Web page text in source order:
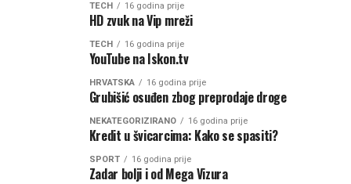
TECH 16 godina prije
HD zvuk na Vip mreži
TECH 16 godina prije
YouTube na Iskon.tv
HRVATSKA 16 godina prije
Grubišić osuđen zbog preprodaje droge
NEKATEGORIZIRANO 16 godina prije
Kredit u švicarcima: Kako se spasiti?
SPORT 16 godina prije
Zadar bolji i od Mega Vizura